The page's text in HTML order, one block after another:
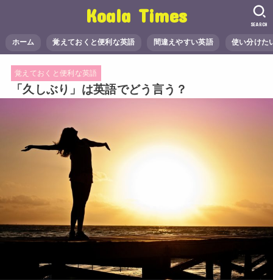
Koala Times
ホーム 覚えておくと便利な英語 間違えやすい英語 使い分けた
SEARCH
覚えておくと便利な英語
「久しぶり」は英語でどう言う？